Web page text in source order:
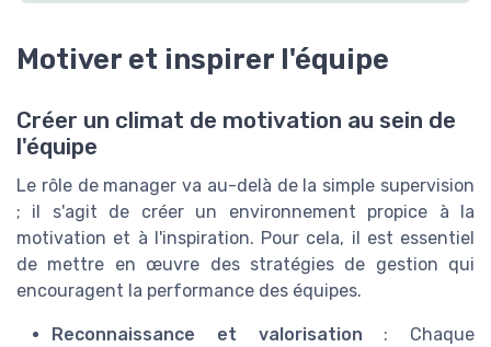
Motiver et inspirer l'équipe
Créer un climat de motivation au sein de
l'équipe
Le rôle de manager va au-delà de la simple supervision
; il s'agit de créer un environnement propice à la
motivation et à l'inspiration. Pour cela, il est essentiel
de mettre en œuvre des stratégies de gestion qui
encouragent la performance des équipes.
Reconnaissance et valorisation : Chaque